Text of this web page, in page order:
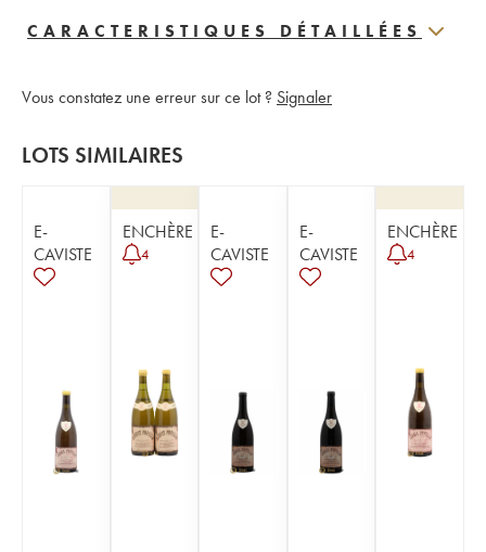
CARACTERISTIQUES DÉTAILLÉES
Vous constatez une erreur sur ce lot ? Signaler
LOTS SIMILAIRES
E-
CAVISTE
ENCHÈRE
4
E-
CAVISTE
E-
CAVISTE
ENCHÈRE
4